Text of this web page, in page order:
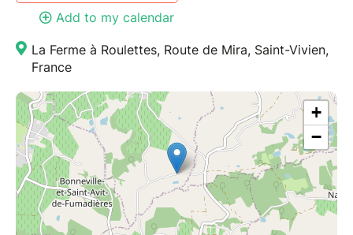
Add to my calendar
La Ferme à Roulettes, Route de Mira, Saint-Vivien,
France
+
−